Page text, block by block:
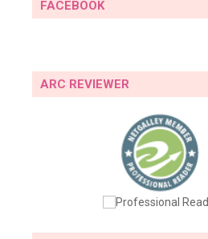
FACEBOOK
ARC REVIEWER